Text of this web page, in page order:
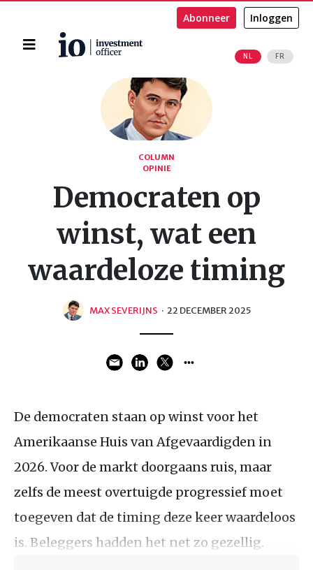
Home
NL FR
Abonneer Inloggen
COLUMN
OPINIE
Democraten op
winst, wat een
waardeloze timing
MAX SEVERIJNS · 22 DECEMBER 2025
De democraten staan op winst voor het
Amerikaanse Huis van Afgevaardigden in
2026. Voor de markt doorgaans ruis, maar
zelfs de meest overtuigde progressief moet
toegeven dat de timing deze keer waardeloos
is. Beleggers hadden het net zo gezellig.